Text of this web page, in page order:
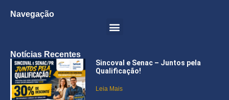
Navegação
Notícias Recentes
Sincoval e Senac – Juntos pela
Qualificação!
Leia Mais